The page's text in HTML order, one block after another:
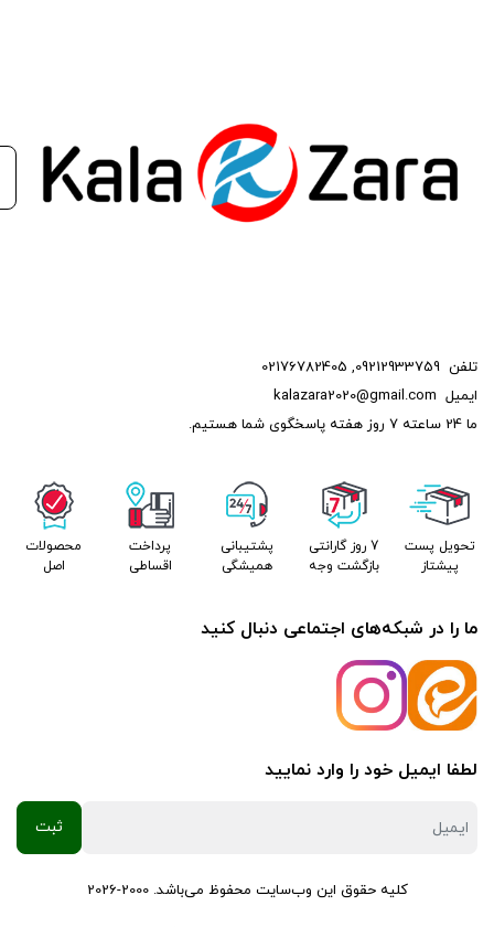
تلفن 09212933759
,
02176782405
ایمیل kalazara2020@gmail.com
ما 24 ساعته 7 روز هفته پاسخگوی شما هستیم.
تحویل پست
پیشتاز
7 روز گارانتی
بازگشت وجه
پشتیبانی
همیشگی
پرداخت
اقساطی
محصولات
اصل
ما را در شبکه‌های اجتماعی دنبال کنید
لطفا ایمیل خود را وارد نمایید
کلیه حقوق این وب‌سایت محفوظ می‌باشد. 2000-2026